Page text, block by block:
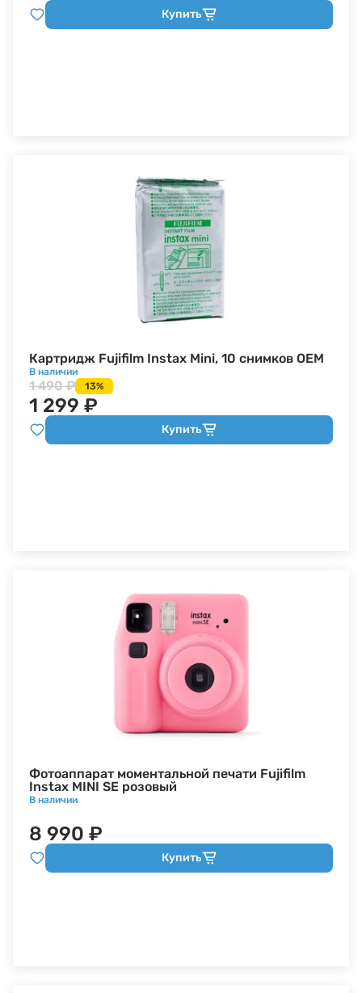
Купить
Картридж Fujifilm Instax Mini, 10 снимков OEM
В наличии
1 490 ₽ 13%
1 299 ₽
Купить
Фотоаппарат моментальной печати Fujifilm
Instax MINI SE розовый
В наличии
8 990 ₽
Купить